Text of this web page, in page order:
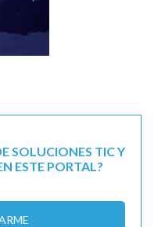
SOLUCIONES TIC Y
ESTE PORTAL?